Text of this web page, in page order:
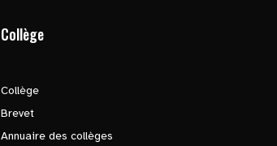
Collège
Collège
Brevet
Annuaire des collèges